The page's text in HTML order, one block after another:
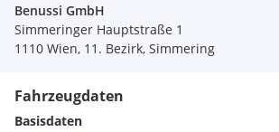
Benussi GmbH
Simmeringer Hauptstraße 1
1110 Wien, 11. Bezirk, Simmering
Fahrzeugdaten
Basisdaten